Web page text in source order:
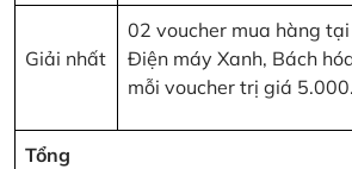
Giải nhất
02 voucher mua hàng
Điện máy Xanh, Bách
mỗi voucher trị giá
Tổng